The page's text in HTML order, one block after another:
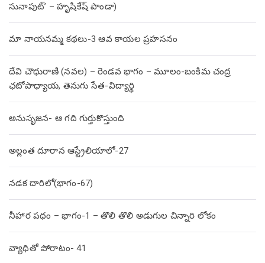
సునాపుట్’ – హృషికేష్ పాండా)
మా నాయనమ్మ కథలు-3 ఆవ కాయల ప్రహసనం
దేవి చౌధురాణి (నవల) – రెండవ భాగం – మూలం-బంకిమ చంద్ర
ఛటోపాధ్యాయ, తెనుగు సేత-విద్యార్థి
అనుసృజన- ఆ గది గుర్తుకొస్తుంది
అల్లంత దూరాన ఆస్ట్రేలియాలో-27
నడక దారిలో(భాగం-67)
నీహార పథం – భాగం-1 – తొలి తొలి అడుగుల చిన్నారి లోకం
వ్యాధితో పోరాటం- 41